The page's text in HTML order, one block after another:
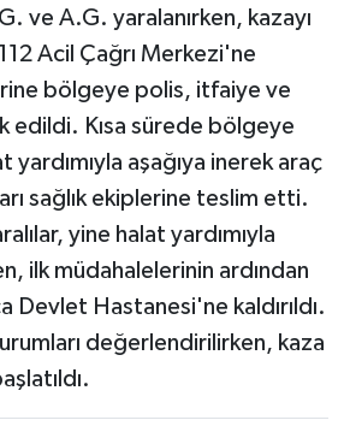
ve A.G. yaralanırken, kazayı
Acil Çağrı Merkezi'ne
bölgeye polis, itfaiye ve
edildi. Kısa sürede bölgeye
yardımıyla aşağıya inerek araç
sağlık ekiplerine teslim etti.
yine halat yardımıyla
ilk müdahalelerinin ardından
Devlet Hastanesi'ne kaldırıldı.
değerlendirilirken, kaza